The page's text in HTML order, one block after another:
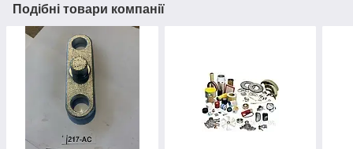
Подібні товари компанії